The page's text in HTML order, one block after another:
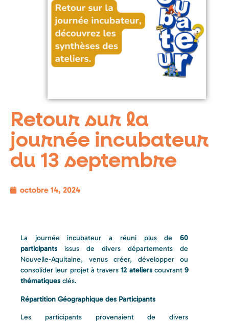
Retour sur la
journée incubateur
du 13 septembre
octobre 14, 2024
La journée incubateur a réuni plus de 60
participants issus de divers départements de
Nouvelle-Aquitaine, venus créer, développer ou
consolider leur projet à travers12 atelierscouvrant 9
thématiques clés.
Répartition Géographique des Participants
Les participants provenaient de divers